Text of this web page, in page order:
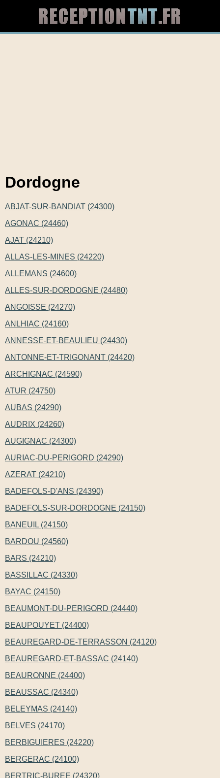
Dordogne
ABJAT-SUR-BANDIAT (24300)
AGONAC (24460)
AJAT (24210)
ALLAS-LES-MINES (24220)
ALLEMANS (24600)
ALLES-SUR-DORDOGNE (24480)
ANGOISSE (24270)
ANLHIAC (24160)
ANNESSE-ET-BEAULIEU (24430)
ANTONNE-ET-TRIGONANT (24420)
ARCHIGNAC (24590)
ATUR (24750)
AUBAS (24290)
AUDRIX (24260)
AUGIGNAC (24300)
AURIAC-DU-PERIGORD (24290)
AZERAT (24210)
BADEFOLS-D'ANS (24390)
BADEFOLS-SUR-DORDOGNE (24150)
BANEUIL (24150)
BARDOU (24560)
BARS (24210)
BASSILLAC (24330)
BAYAC (24150)
BEAUMONT-DU-PERIGORD (24440)
BEAUPOUYET (24400)
BEAUREGARD-DE-TERRASSON (24120)
BEAUREGARD-ET-BASSAC (24140)
BEAURONNE (24400)
BEAUSSAC (24340)
BELEYMAS (24140)
BELVES (24170)
BERBIGUIERES (24220)
BERGERAC (24100)
BERTRIC-BUREE (24320)